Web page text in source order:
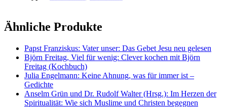
Ähnliche Produkte
Papst Franziskus: Vater unser: Das Gebet Jesu neu gelesen
Björn Freitag, Viel für wenig: Clever kochen mit Björn
Freitag (Kochbuch)
Julia Engelmann: Keine Ahnung, was für immer ist –
Gedichte
Anselm Grün und Dr. Rudolf Walter (Hrsg.): Im Herzen der
Spiritualität: Wie sich Muslime und Christen begegnen